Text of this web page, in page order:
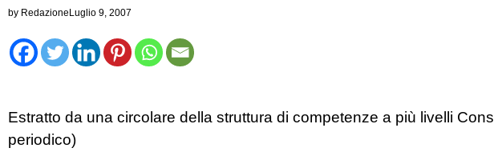
by Redazione Luglio 9, 2007
Estratto da una circolare della struttura di competenze a più livelli
periodico)